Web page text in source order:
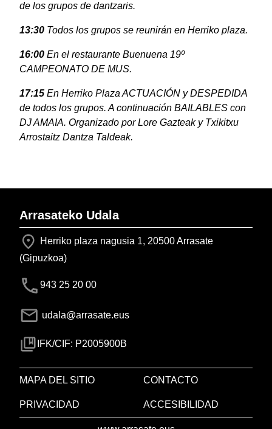
de los grupos de dantzaris.
13:30 Todos los grupos se reunirán en Herriko plaza.
16:00 En el restaurante Buenuena 19º
CAMPEONATO DE MUS.
17:15 En Herriko Plaza ACTUACIÓN y DESPEDIDA
de todos los grupos. A continuación BAILABLES con
DJ AMAIA. Organizado por Lore Gazteak y Txikitxu
Arrostaitz Dantza Taldeak.
Arrasateko Udala
Herriko plaza nagusia 1, 20500 Arrasate
(Gipuzkoa)
943 25 20 00
udala@arrasate.eus
IFK/CIF: P2005900B
MAPA DEL SITIO CONTACTO
PRIVACIDAD ACCESIBILIDAD